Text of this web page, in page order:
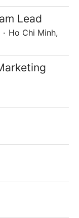
Lead
· Ho Chi Minh,